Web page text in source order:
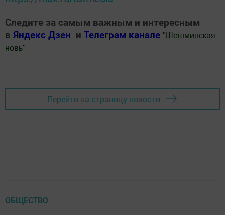
Следите за самым важным и интересным
в Яндекс Дзен и Телеграм канале " Шешминская
новь"
Перейти на страницу новости
ОБЩЕСТВО